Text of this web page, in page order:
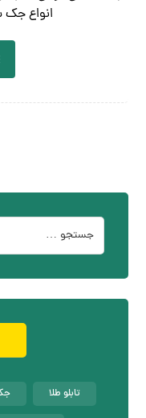
انواع
تابلو طلا